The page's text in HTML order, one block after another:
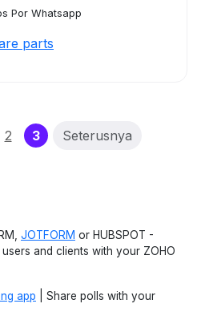
Por Whatsapp
parts
2 3(current)
Seterusnya
JOTFORM or HUBSPOT -
and clients with your ZOHO
app | Share polls with your